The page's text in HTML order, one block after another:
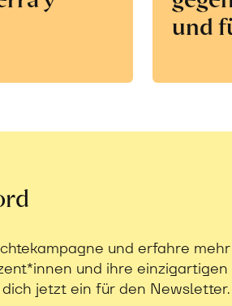
und
und erfahre mehr
und ihre einzigartigen
dich jetzt ein für den Newsletter.